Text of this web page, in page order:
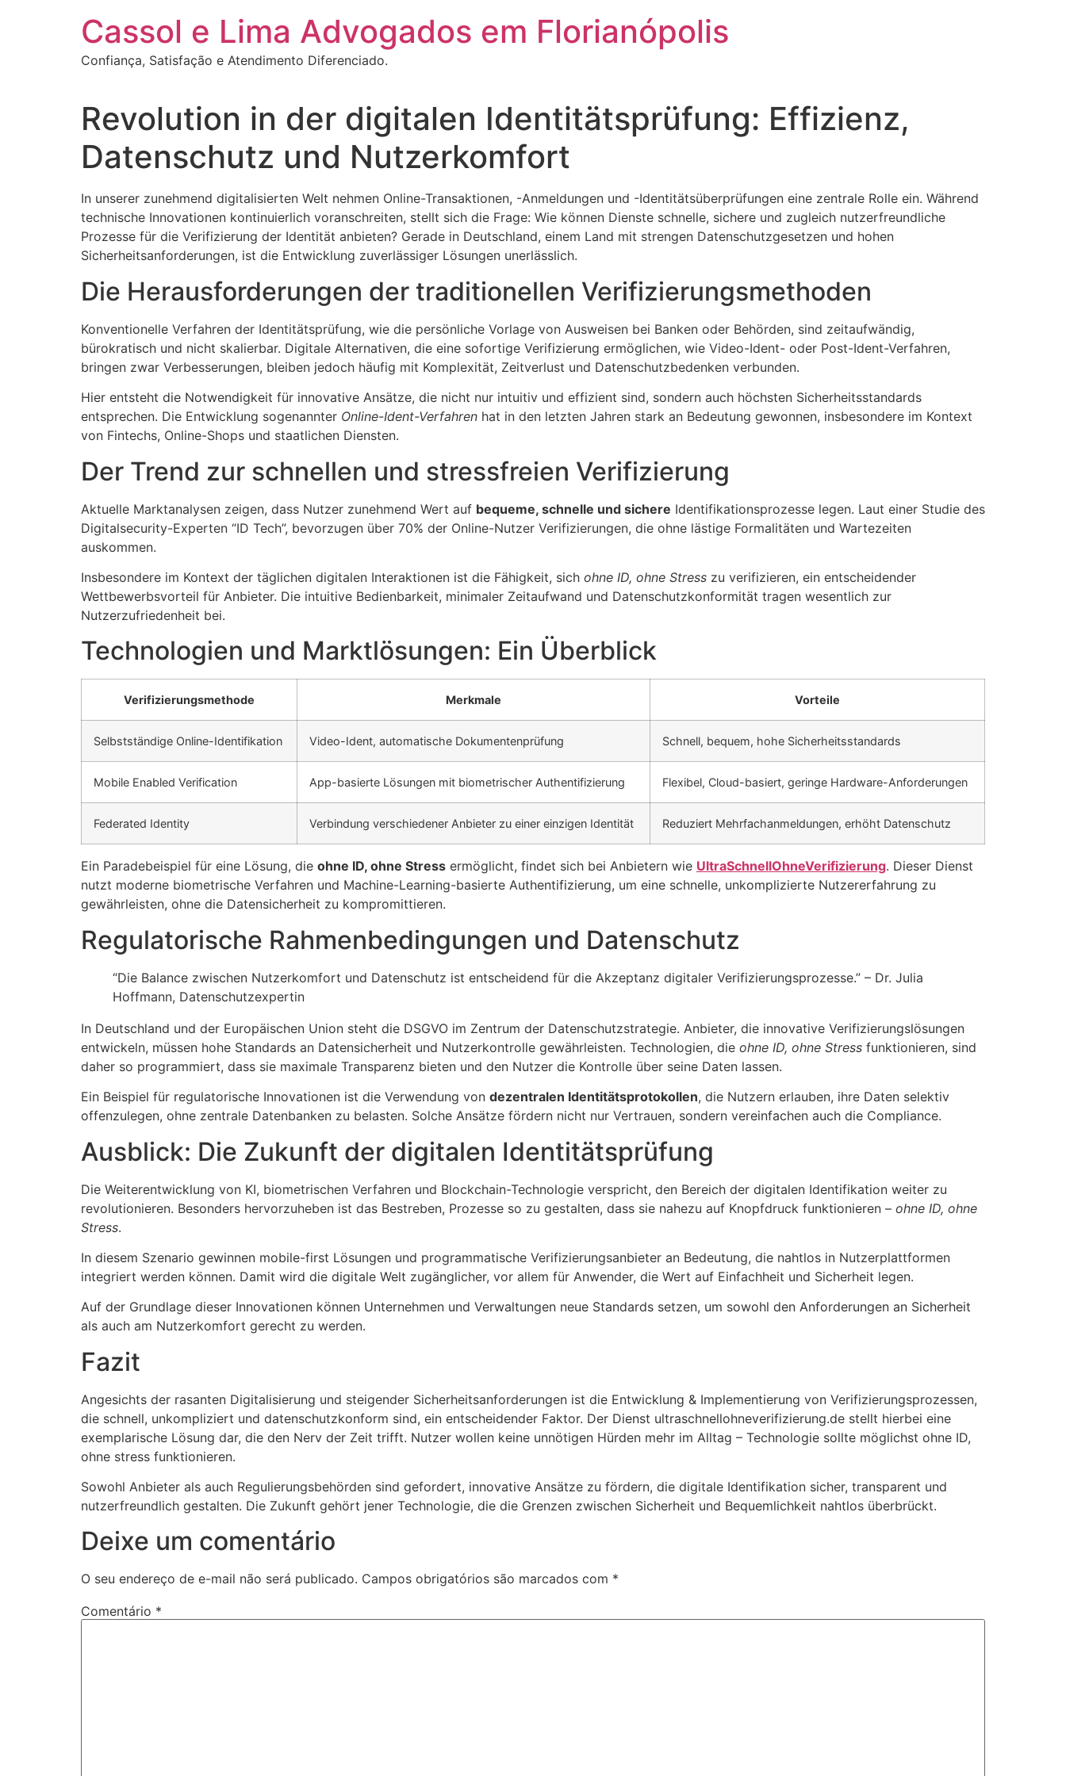
Cassol e Lima Advogados em Florianópolis
Confiança, Satisfação e Atendimento Diferenciado.
Revolution in der digitalen Identitätsprüfung: Effizienz,
Datenschutz und Nutzerkomfort
In unserer zunehmend digitalisierten Welt nehmen Online-Transaktionen, -Anmeldungen und -Identitätsüberprüfungen eine zentrale Rolle ein. Während
technische Innovationen kontinuierlich voranschreiten, stellt sich die Frage: Wie können Dienste schnelle, sichere und zugleich nutzerfreundliche
Prozesse für die Verifizierung der Identität anbieten? Gerade in Deutschland, einem Land mit strengen Datenschutzgesetzen und hohen
Sicherheitsanforderungen, ist die Entwicklung zuverlässiger Lösungen unerlässlich.
Die Herausforderungen der traditionellen Verifizierungsmethoden
Konventionelle Verfahren der Identitätsprüfung, wie die persönliche Vorlage von Ausweisen bei Banken oder Behörden, sind zeitaufwändig,
bürokratisch und nicht skalierbar. Digitale Alternativen, die eine sofortige Verifizierung ermöglichen, wie Video-Ident- oder Post-Ident-Verfahren,
bringen zwar Verbesserungen, bleiben jedoch häufig mit Komplexität, Zeitverlust und Datenschutzbedenken verbunden.
Hier entsteht die Notwendigkeit für innovative Ansätze, die nicht nur intuitiv und effizient sind, sondern auch höchsten Sicherheitsstandards
entsprechen. Die Entwicklung sogenannter Online-Ident-Verfahren hat in den letzten Jahren stark an Bedeutung gewonnen, insbesondere im Kontext
von Fintechs, Online-Shops und staatlichen Diensten.
Der Trend zur schnellen und stressfreien Verifizierung
Aktuelle Marktanalysen zeigen, dass Nutzer zunehmend Wert auf bequeme, schnelle und sichere Identifikationsprozesse legen. Laut einer Studie des
Digitalsecurity-Experten “ID Tech”, bevorzugen über 70% der Online-Nutzer Verifizierungen, die ohne lästige Formalitäten und Wartezeiten
auskommen.
Insbesondere im Kontext der täglichen digitalen Interaktionen ist die Fähigkeit, sich ohne ID, ohne Stress zu verifizieren, ein entscheidender
Wettbewerbsvorteil für Anbieter. Die intuitive Bedienbarkeit, minimaler Zeitaufwand und Datenschutzkonformität tragen wesentlich zur
Nutzerzufriedenheit bei.
Technologien und Marktlösungen: Ein Überblick
Verifizierungsmethode Merkmale Vorteile
Selbstständige Online-Identifikation Video-Ident, automatische Dokumentenprüfung Schnell, bequem, hohe Sicherheitsstandards
Mobile Enabled Verification App-basierte Lösungen mit biometrischer Authentifizierung Flexibel, Cloud-basiert, geringe Hardware-Anforderungen
Federated Identity Verbindung verschiedener Anbieter zu einer einzigen Identität Reduziert Mehrfachanmeldungen, erhöht Datenschutz
Ein Paradebeispiel für eine Lösung, die ohne ID, ohne Stress ermöglicht, findet sich bei Anbietern wie UltraSchnellOhneVerifizierung. Dieser Dienst
nutzt moderne biometrische Verfahren und Machine-Learning-basierte Authentifizierung, um eine schnelle, unkomplizierte Nutzererfahrung zu
gewährleisten, ohne die Datensicherheit zu kompromittieren.
Regulatorische Rahmenbedingungen und Datenschutz
“Die Balance zwischen Nutzerkomfort und Datenschutz ist entscheidend für die Akzeptanz digitaler Verifizierungsprozesse.” – Dr. Julia
Hoffmann, Datenschutzexpertin
In Deutschland und der Europäischen Union steht die DSGVO im Zentrum der Datenschutzstrategie. Anbieter, die innovative Verifizierungslösungen
entwickeln, müssen hohe Standards an Datensicherheit und Nutzerkontrolle gewährleisten. Technologien, die ohne ID, ohne Stress funktionieren, sind
daher so programmiert, dass sie maximale Transparenz bieten und den Nutzer die Kontrolle über seine Daten lassen.
Ein Beispiel für regulatorische Innovationen ist die Verwendung von dezentralen Identitätsprotokollen, die Nutzern erlauben, ihre Daten selektiv
offenzulegen, ohne zentrale Datenbanken zu belasten. Solche Ansätze fördern nicht nur Vertrauen, sondern vereinfachen auch die Compliance.
Ausblick: Die Zukunft der digitalen Identitätsprüfung
Die Weiterentwicklung von KI, biometrischen Verfahren und Blockchain-Technologie verspricht, den Bereich der digitalen Identifikation weiter zu
revolutionieren. Besonders hervorzuheben ist das Bestreben, Prozesse so zu gestalten, dass sie nahezu auf Knopfdruck funktionieren – ohne ID, ohne
Stress.
In diesem Szenario gewinnen mobile-first Lösungen und programmatische Verifizierungsanbieter an Bedeutung, die nahtlos in Nutzerplattformen
integriert werden können. Damit wird die digitale Welt zugänglicher, vor allem für Anwender, die Wert auf Einfachheit und Sicherheit legen.
Auf der Grundlage dieser Innovationen können Unternehmen und Verwaltungen neue Standards setzen, um sowohl den Anforderungen an Sicherheit
als auch am Nutzerkomfort gerecht zu werden.
Fazit
Angesichts der rasanten Digitalisierung und steigender Sicherheitsanforderungen ist die Entwicklung & Implementierung von Verifizierungsprozessen,
die schnell, unkompliziert und datenschutzkonform sind, ein entscheidender Faktor. Der Dienst ultraschnellohneverifizierung.de stellt hierbei eine
exemplarische Lösung dar, die den Nerv der Zeit trifft. Nutzer wollen keine unnötigen Hürden mehr im Alltag – Technologie sollte möglichst ohne ID,
ohne stress funktionieren.
Sowohl Anbieter als auch Regulierungsbehörden sind gefordert, innovative Ansätze zu fördern, die digitale Identifikation sicher, transparent und
nutzerfreundlich gestalten. Die Zukunft gehört jener Technologie, die die Grenzen zwischen Sicherheit und Bequemlichkeit nahtlos überbrückt.
Deixe um comentário
O seu endereço de e-mail não será publicado. Campos obrigatórios são marcados com *
Comentário *